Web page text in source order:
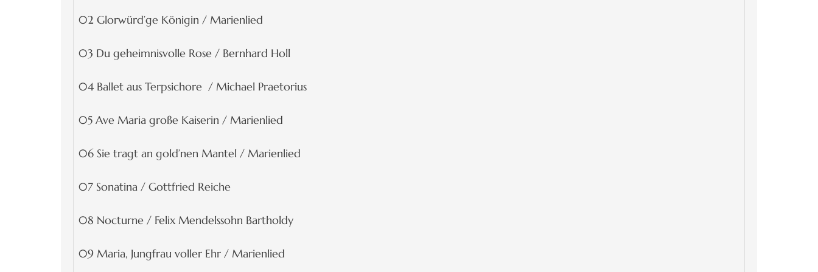
02 Glorwürd’ge Königin / Marienlied
03 Du geheimnisvolle Rose / Bernhard Holl
04 Ballet aus Terpsichore / Michael Praetorius
05 Ave Maria große Kaiserin / Marienlied
06 Sie tragt an gold’nen Mantel / Marienlied
07 Sonatina / Gottfried Reiche
08 Nocturne / Felix Mendelssohn Bartholdy
09 Maria, Jungfrau voller Ehr / Marienlied